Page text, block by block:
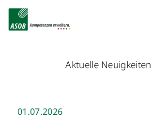
Aktuelle Neuigkeiten
01.07.2026